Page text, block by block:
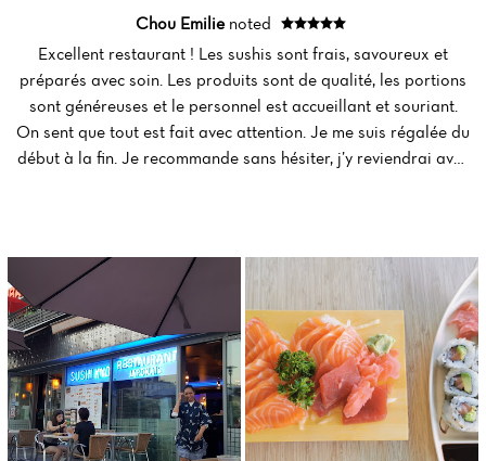
Chou Emilienoted
Excellent restaurant ! Les sushis sont frais, savoureux et
préparés avec soin. Les produits sont de qualité, les portions
sont généreuses et le personnel est accueillant et souriant.
On sent que tout est fait avec attention. Je me suis régalée du
début à la fin. Je recommande sans hésiter, j’y reviendrai avec
the staff is welcoming and friendly. You can tell that
everything is done with attention to detail. I thoroughly
enjoyed my meal from beginning to end. I highly recommend it
and will gladly return!
News
Menu
Reviews